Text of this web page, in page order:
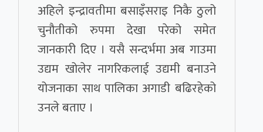
अहिले इन्द्रावतीमा बसाइँसराइ निकै ठुलो
चुनौतीको रुपमा देखा परेको समेत
जानकारी दिए । यसै सन्दर्भमा अब गाउमा
उद्यम खोलेर नागरिकलाई उद्यमी बनाउने
योजनाका साथ पालिका अगाडी बढिरहेको
उनले बताए ।